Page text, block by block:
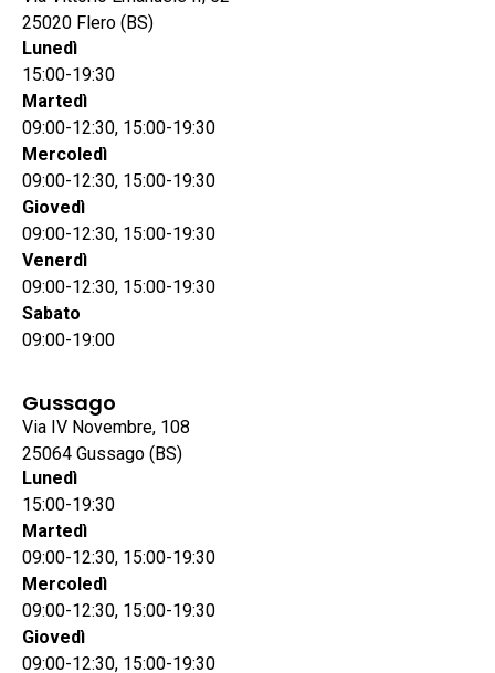
25020 Flero (BS)
Lunedì
15:00-19:30
Martedì
09:00-12:30, 15:00-19:30
Mercoledì
09:00-12:30, 15:00-19:30
Giovedì
09:00-12:30, 15:00-19:30
Venerdì
09:00-12:30, 15:00-19:30
Sabato
09:00-19:00
Gussago
Via IV Novembre, 108
25064 Gussago (BS)
Lunedì
15:00-19:30
Martedì
09:00-12:30, 15:00-19:30
Mercoledì
09:00-12:30, 15:00-19:30
Giovedì
09:00-12:30, 15:00-19:30